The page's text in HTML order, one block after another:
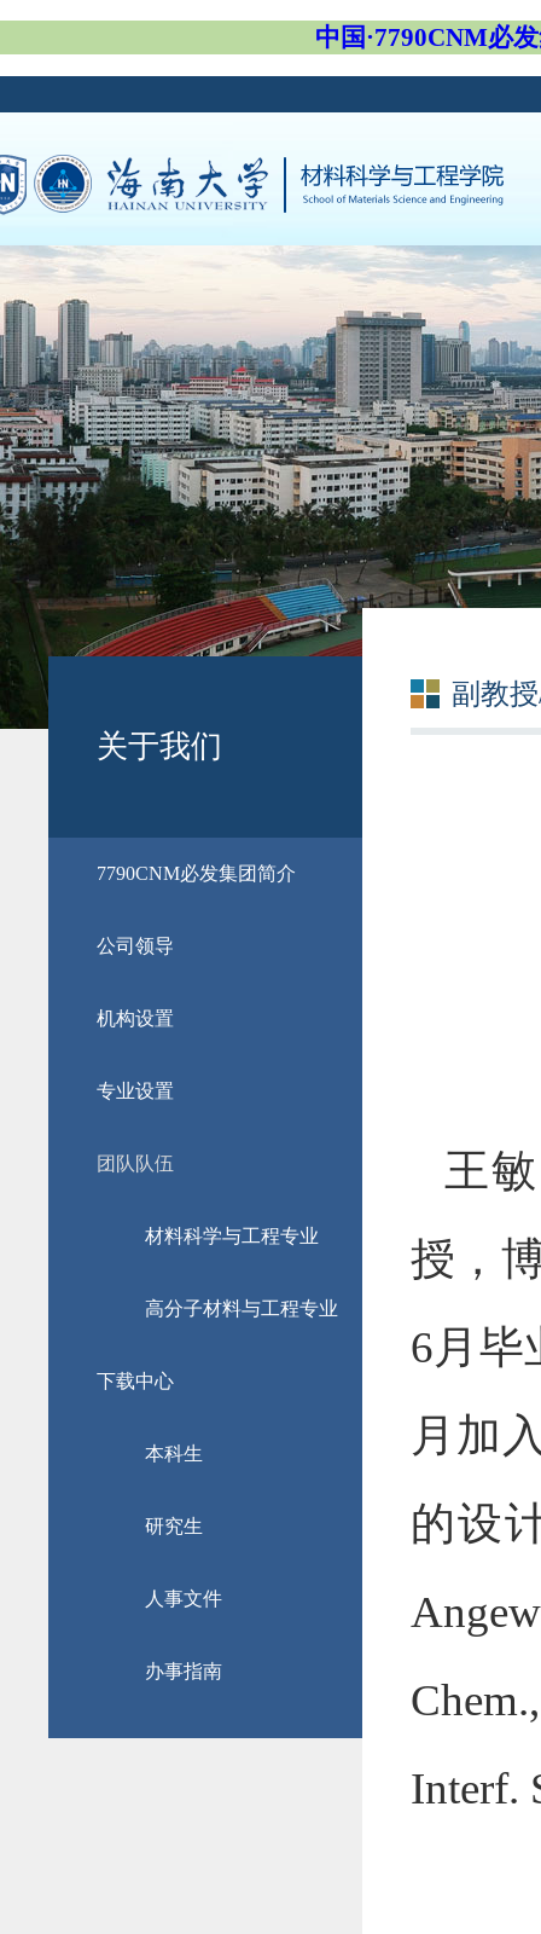
中国·7790CNM必
关于我们
​7790CNM必发集团简介
公司领导
机构设置
专业设置
团队队伍
材料科学与工程专业
高分子材料与工程专业
下载中心
本科生
研究生
人事文件
办事指南
副教
王
授，
6月
月加
的设
Interf.